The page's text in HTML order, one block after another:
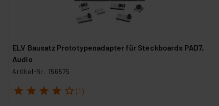
ELV Bausatz Prototypenadapter für Steckboards PAD7,
Audio
Artikel-Nr. 156575
1 2 3 4 5 (1)